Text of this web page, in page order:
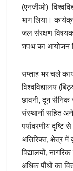
(एनजीओ),
भाग लिया।
जल संरक्षण विषयक
शपथ का आयोजन
सप्ताह भर चले
विश्वविद्यालय
छावनी, दून सैनिक
संस्थानों सहित
पर्यावरणीय
अतिरिक्त, क्षेत्र में
विद्यालयों,
अधिक पौधों का